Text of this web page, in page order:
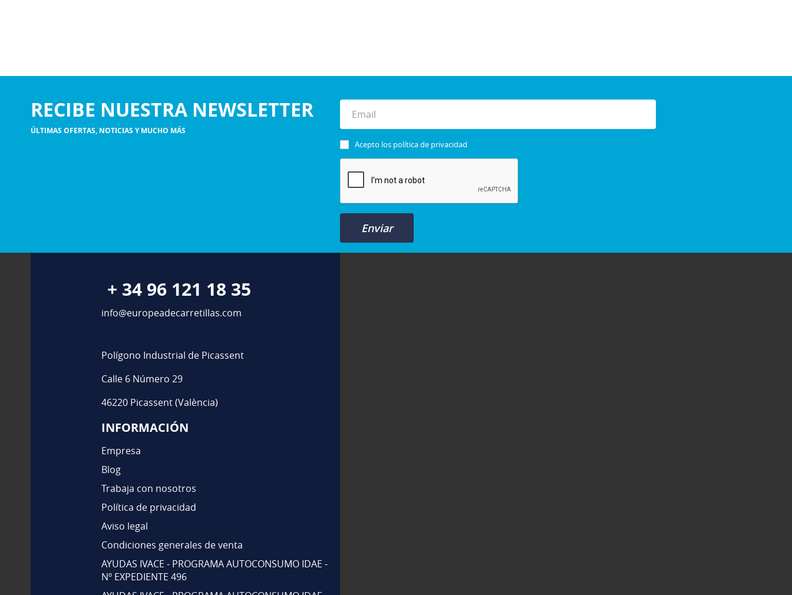
RECIBE NUESTRA NEWSLETTER
ÚLTIMAS OFERTAS, NOTICIAS Y MUCHO MÁS
Enviar
Acepto los política de privacidad
+ 34 96 121 18 35
info@europeadecarretillas.com
Polígono Industrial de Picassent
Calle 6 Número 29
46220 Picassent (València)
INFORMACIÓN
Empresa
Blog
Trabaja con nosotros
Política de privacidad
Aviso legal
Condiciones generales de venta
AYUDAS IVACE - PROGRAMA AUTOCONSUMO IDAE -
Nº EXPEDIENTE 496